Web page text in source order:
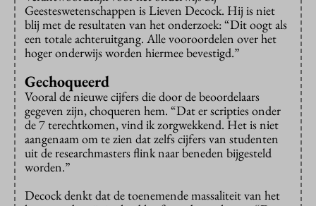
Geesteswetenschappen is Lieven Decock. Hij is niet
blij met de resultaten van het onderzoek: “Dit oogt als
een totale achteruitgang. Alle vooroordelen over het
hoger onderwijs worden hiermee bevestigd.”
Gechoqueerd
Vooral de nieuwe cijfers die door de beoordelaars
gegeven zijn, choqueren hem. “Dat er scripties onder
de 7 terechtkomen, vind ik zorgwekkend. Het is niet
aangenaam om te zien dat zelfs cijfers van studenten
uit de researchmasters flink naar beneden bijgesteld
worden.”
Decock denkt dat de toenemende massaliteit van het